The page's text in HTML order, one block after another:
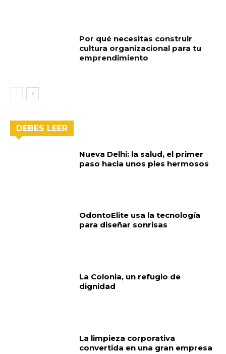
Por qué necesitas construir
cultura organizacional para tu
emprendimiento
DEBES LEER
Nueva Delhi: la salud, el primer
paso hacia unos pies hermosos
OdontoElite usa la tecnología
para diseñar sonrisas
La Colonia, un refugio de
dignidad
La limpieza corporativa
convertida en una gran empresa